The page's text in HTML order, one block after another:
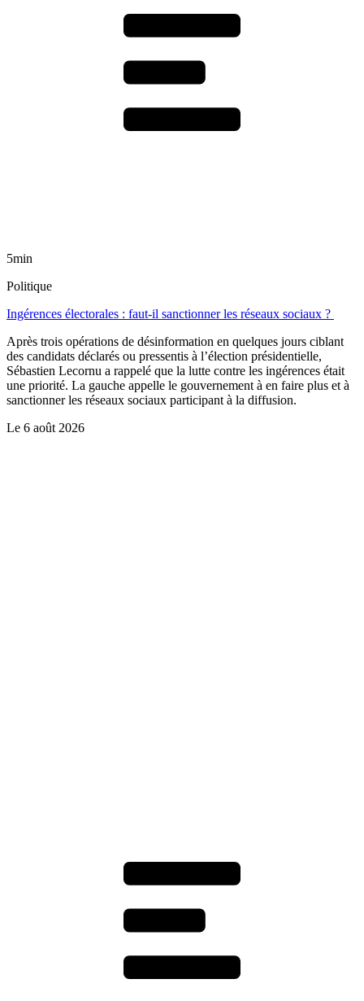
5min
Politique
Ingérences électorales : faut-il sanctionner les réseaux sociaux ?
Après trois opérations de désinformation en quelques jours ciblant
des candidats déclarés ou pressentis à l’élection présidentielle,
Sébastien Lecornu a rappelé que la lutte contre les ingérences était
une priorité. La gauche appelle le gouvernement à en faire plus et à
sanctionner les réseaux sociaux participant à la diffusion.
Le 6 août 2026